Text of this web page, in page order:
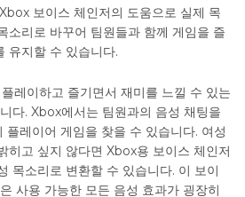
보이스 체인저의 도움으로 실제 목
소리로 바꾸어 팀원들과 함께 게임을 즐
유지할 수 있습니다.
레이하고 즐기면서 재미를 느낄 수 있는
다. Xbox에서는 팀원과의 음성 채팅을
플레이어 게임을 찾을 수 있습니다. 여성
히고 싶지 않다면 Xbox용 보이스 체인저
목소리로 변환할 수 있습니다. 이 보이
사용 가능한 모든 음성 효과가 굉장히